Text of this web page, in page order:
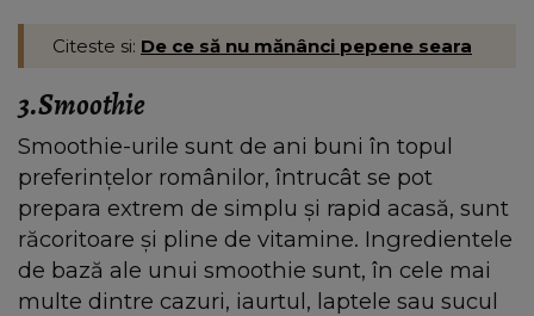
Citeste si: De ce să nu mănânci pepene seara
3.Smoothie
Smoothie-urile sunt de ani buni în topul
preferințelor românilor, întrucât se pot
prepara extrem de simplu și rapid acasă, sunt
răcoritoare și pline de vitamine. Ingredientele
de bază ale unui smoothie sunt, în cele mai
multe dintre cazuri, iaurtul, laptele sau sucul